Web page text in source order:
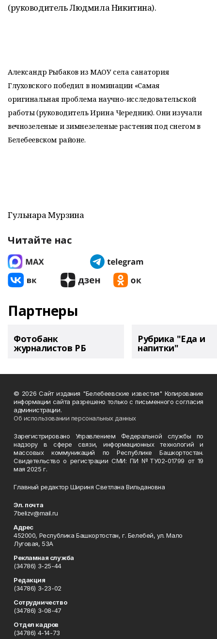
(руководитель Людмила Никитина).
Александр Рыбаков из МАОУ села санатория
Глуховского победил в номинации «Самая
оригинальная проблема научно-исследовательской
работы (руководитель Ирина Чередник). Они изучали
вечнозеленые и зимнезеленые растения под снегом в
Белебеевском районе.
Гульнара Мурзина
Читайте нас
Партнеры
Фотобанк
журналистов РБ
Рубрика "Еда и
напитки"
© 2026 Сайт издания "Белебеевские известия" Копирование
информации сайта разрешено только с письменного согласия
администрации.
Об использовании персональных данных
Зарегистрировано Управлением Федеральной службы по
надзору в сфере связи, информационных технологий и
массовых коммуникаций по Республике Башкортостан.
Свидетельство о регистрации СМИ: ПИ №ТУ02-01799 от 19
мая 2025 г.
Главный редактор Шириня Светлана Вильдановна
Эл. почта
7belizv@mail.ru
Адрес
452000, Республика Башкортостан, г. Белебей, ул. Мало
Луговая, 53А
Рекламная служба
(34786) 3-25-44
Редакция
(34786) 3-23-02
Сотрудничество
(34786) 3-08-47
Отдел кадров
(34786) 4-14-73